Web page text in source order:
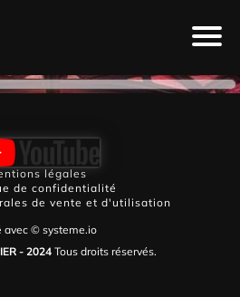
avec ©systeme.io
- 2024 Tous droits réservés.
légales
de confidentialité
de vente et d'utilisation